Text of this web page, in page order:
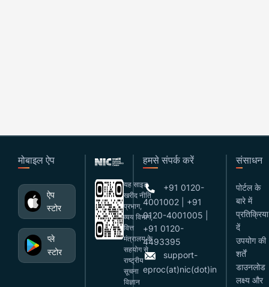
मोबाइल ऐप
ऐप
स्टोर
प्ले
स्टोर
यह साइट
खरीद नीति
प्रभाग,
व्यय विभाग,
वित्त
मंत्रालय के
सहयोग से
राष्ट्रीय
सूचना
विज्ञान
हमसे संपर्क करें
+91 0120-
4001002 | +91
0120-4001005 |
+91 0120-
4493395
support-
eproc(at)nic(dot)in
संसाधन
पोर्टल के
बारे में
प्रतिक्रिया
दें
उपयोग की
शर्तें
डाउनलोड
लक्ष्य और